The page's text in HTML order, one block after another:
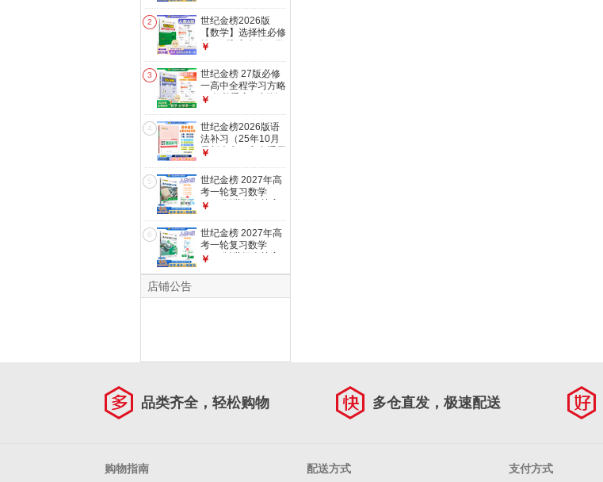
学生物地理历史政治
新教材新高考模拟刷
题试卷官方正版 语
文通用版 新教材新
高考
2
世纪金榜2026版
【数学】选择性必修
第一1册 高中全程学
步练习册人教苏教北
师大版课时随堂训练
单元综合试卷正版
2026年秋季新高二
使用 人教A版【提升
版】26版 选择性必
修一
￥
3
世纪金榜 27版必修
一高中全程学习方略
26年秋季高一新版
学生物历史政治地理
教材同步训练导学案
课时作业试卷 【数
学】人教A版【基础
版】27版必修第一
册 高中
￥
4
世纪金榜2026版语
法补习（25年10月
最新上市）高中通用
全讲练结合高一高二
高三教材辅导练习用
书 【2026版】语法
补习（2025年10月
最新版） 语文专项
￥
5
世纪金榜 2027年高
考一轮复习数学
2027版世纪金榜高
辽宁少年儿童出版社
正版教辅图书复习资
料新高考新教材真题
辅导书高三数学复习
人教A版、提升版
￥
6
世纪金榜 2027年高
考一轮复习数学
2027版世纪金榜高
￥
店铺公告
品类齐全，轻松购物 多仓直发，极速配送
购物指南 配送方式 支付方式